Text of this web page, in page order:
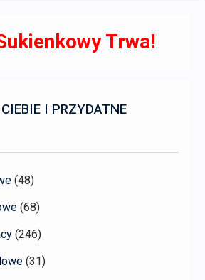
Trwa!
I PRZYDATNE
(48)
(68)
(246)
(31)